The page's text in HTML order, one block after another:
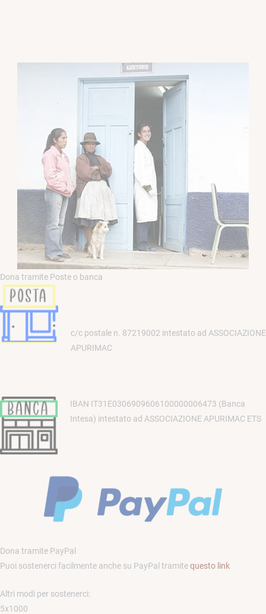
Dona tramite Poste o banca
c/c postale n. 87219002 intestato ad ASSOCIAZIONE
APURIMAC
IBAN IT31E0306909606100000006473 (Banca
Intesa) intestato ad ASSOCIAZIONE APURIMAC ETS
Dona tramite PayPal
Puoi sostenerci facilmente anche su PayPal tramitequesto link
Altri modi per sostenerci:
5x1000